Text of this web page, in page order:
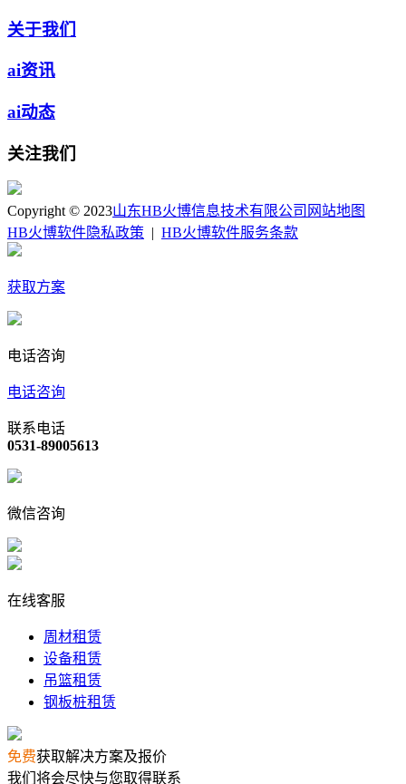
关于我们
ai资讯
ai动态
关注我们
Copyright © 2023山东HB火博信息技术有限公司 网站地图
HB火博软件隐私政策
HB火博软件服务条款
获取方案
电话咨询
电话咨询
联系电话
0531-89005613
微信咨询
在线客服
周材租赁
设备租赁
吊篮租赁
钢板桩租赁
免费获取解决方案及报价
我们将会尽快与您取得联系